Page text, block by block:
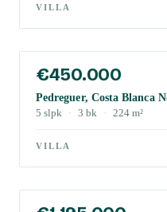
VILLA
€450.000
Pedreguer, Costa Blanca
5 slpk · 3 bk · 224 m²
VILLA